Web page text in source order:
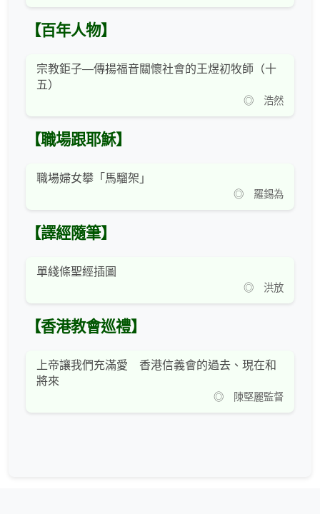
【百年人物】
宗教鉅子—傳揚福音關懷社會的王煜初牧師（十
五）
◎ 浩然
【職場跟耶穌】
職場婦女攀「馬騮架」
◎ 羅錫為
【譯經隨筆】
單綫條聖經插圖
◎ 洪放
【香港教會巡禮】
上帝讓我們充滿愛 香港信義會的過去、現在和
將來
◎ 陳堅麗監督